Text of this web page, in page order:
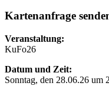
Kartenanfrage
Veranstaltung:
KuFo26
Datum und Zeit:
Sonntag, den 28.06.26 um